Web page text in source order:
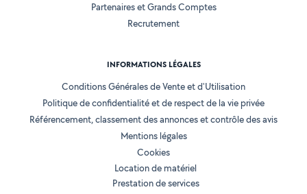
Partenaires et Grands Comptes
Recrutement
INFORMATIONS LÉGALES
Conditions Générales de Vente et d'Utilisation
Politique de confidentialité et de respect de la vie privée
Référencement, classement des annonces et contrôle des avis
Mentions légales
Cookies
Location de matériel
Prestation de services